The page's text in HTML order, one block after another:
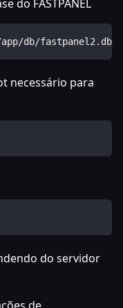
do FASTPANEL
db/fastpanel2.db
necessário para
do servidor